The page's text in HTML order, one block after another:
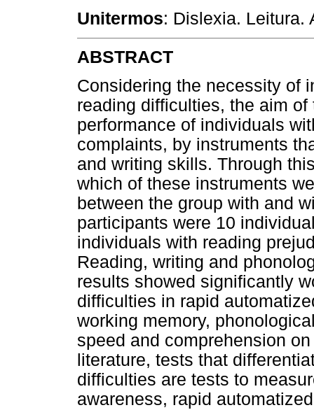
Unitermos: Dislexia. Leitura.
ABSTRACT
Considering the necessity of
reading difficulties, the aim
performance of individuals
complaints, by instruments
and writing skills. Through
which of these instruments
between the group with and
participants were 10
individuals with reading
Reading, writing and
results showed significantly
difficulties in rapid
working memory,
speed and comprehension
literature, tests that
difficulties are tests to
awareness, rapid